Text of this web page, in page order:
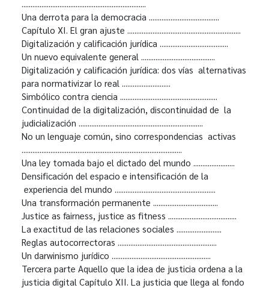
Una derrota para la democracia .......................................
Capítulo XI. El gran ajuste ...............................................................
Digitalización y calificación jurídica ......................................
Un nuevo equivalente general .........................................
Digitalización y calificación jurídica: dos vías alternativas
para normativizar lo real ...........................
Simbólico contra ciencia ......................................................
Continuidad de la digitalización, discontinuidad de la
judicialización .....................................................................
No un lenguaje común, sino correspondencias activas
Una ley tomada bajo el dictado del mundo .......................
Densificación del espacio e intensificación de la
experiencia del mundo ........................................................
Una transformación permanente ....................................
Justice as fairness, justice as fitness ......................................
La exactitud de las relaciones sociales .........................
Reglas autocorrectoras .......................................................
Un darwinismo jurídico .......................................................
Tercera parte Aquello que la idea de justicia ordena a la
justicia digital Capítulo XII. La justicia que llega al fondo